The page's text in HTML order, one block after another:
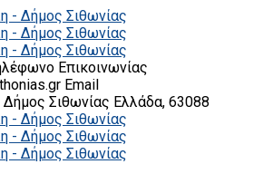
Επικοινωνίας
Email
Δήμος Σιθωνίας Ελλάδα, 63088